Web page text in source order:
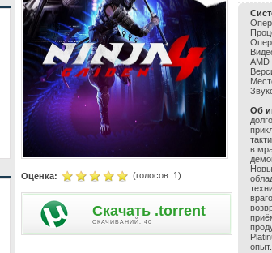
Оценка: (голосов: 1)
Скачать .torrent
CКАЧИВАНИЙ: 40
AMD
Об
в
опыт.